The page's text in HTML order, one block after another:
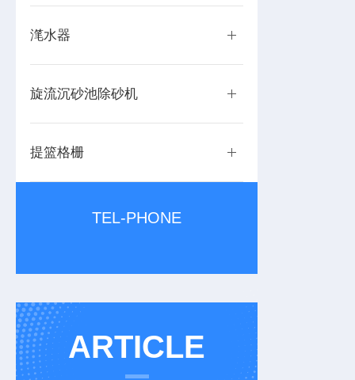
滗水器
旋流沉砂池除砂机
提篮格栅
TEL-PHONE
ARTICLE